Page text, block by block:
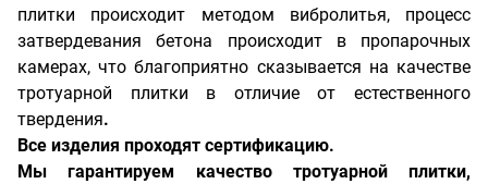
плитки происходит методом вибролитья, процесс
затвердевания бетона происходит в пропарочных
камерах, что благоприятно сказывается на качестве
тротуарной плитки в отличие от естественного
твердения.
Все изделия проходят сертификацию.
Мы гарантируем качество тротуарной плитки,